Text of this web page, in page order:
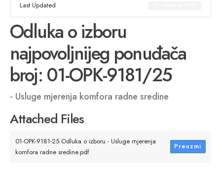
Last Updated
Odluka o izboru
najpovoljnijeg ponuđača
broj: 01-OPK-9181/25
- Usluge mjerenja komfora radne sredine
Attached Files
01-OPK-9181-25 Odluka o izboru - Usluge mjerenja
komfora radne sredine.pdf
Preuzmi